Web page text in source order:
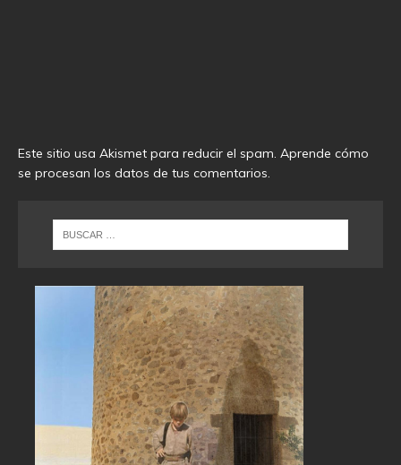
Este sitio usa Akismet para reducir el spam. Aprende cómo
se procesan los datos de tus comentarios.